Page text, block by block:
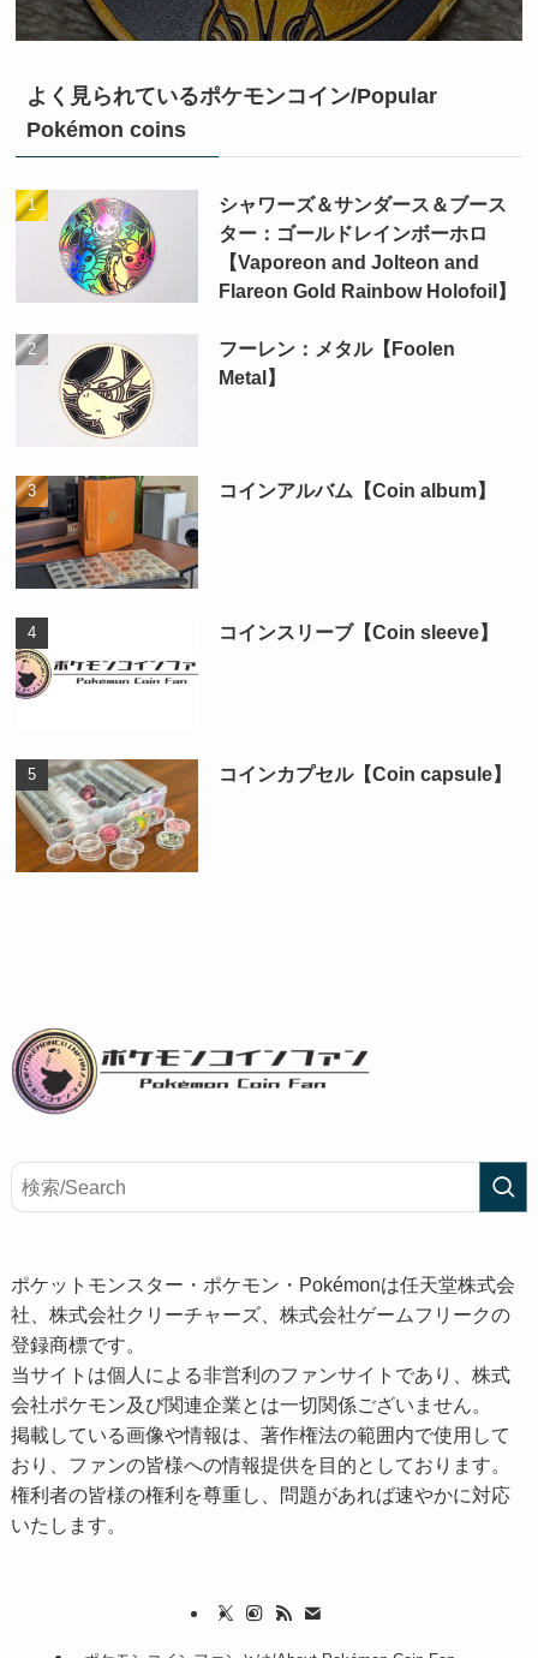
よく見られているポケモンコイン/Popular
Pokémon coins
シャワーズ＆サンダース＆ブース
ター：ゴールドレインボーホロ
【Vaporeon and Jolteon and
Flareon Gold Rainbow Holofoil】
フーレン：メタル【Foolen
Metal】
コインアルバム【Coin album】
コインスリーブ【Coin sleeve】
コインカプセル【Coin capsule】
ポケットモンスター・ポケモン・Pokémonは任天堂株式会
社、株式会社クリーチャーズ、株式会社ゲームフリークの
登録商標です。
当サイトは個人による非営利のファンサイトであり、株式
会社ポケモン及び関連企業とは一切関係ございません。
掲載している画像や情報は、著作権法の範囲内で使用して
おり、ファンの皆様への情報提供を目的としております。
権利者の皆様の権利を尊重し、問題があれば速やかに対応
いたします。